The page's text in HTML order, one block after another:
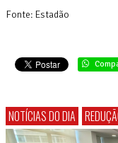
Fonte: Estadão
NOTÍCIAS DO DIA